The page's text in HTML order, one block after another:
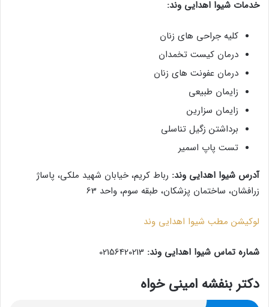
خدمات شیوا اهدایی وند:
کلیه جراحی های زنان
درمان کیست تخمدان
درمان عفونت های زنان
زایمان طبیعی
زایمان سزارین
برداشتن زگیل تناسلی
تست پاپ اسمیر
آدرس شیوا اهدایی وند: رباط کریم، خیابان شهید ملکی، پاساژ
زرافشان، ساختمان پزشکان، طبقه سوم، واحد 63
لوکیشن مطب شیوا اهدایی وند
شماره تماس شیوا اهدایی وند: 02156420213
دکتر بنفشه امینی خواه